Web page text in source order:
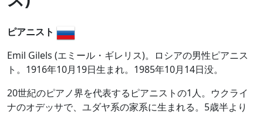
ピアニスト
Emil Gilels (エミール・ギレリス)。ロシアの男性ピアニス
ト。1916年10月19日生まれ。1985年10月14日没。
20世紀のピアノ界を代表するピアニストの1人。ウクライ
ナのオデッサで、ユダヤ系の家系に生まれる。5歳半より